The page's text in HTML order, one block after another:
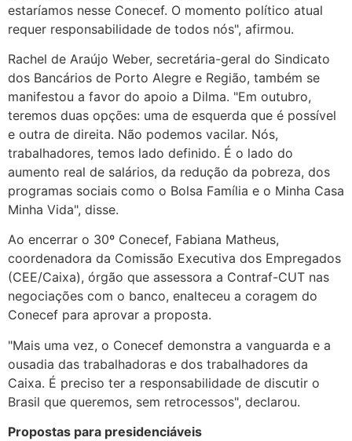
estaríamos nesse Conecef. O momento político atual
requer responsabilidade de todos nós", afirmou.
Rachel de Araújo Weber, secretária-geral do Sindicato
dos Bancários de Porto Alegre e Região, também se
manifestou a favor do apoio a Dilma. "Em outubro,
teremos duas opções: uma de esquerda que é possível
e outra de direita. Não podemos vacilar. Nós,
trabalhadores, temos lado definido. É o lado do
aumento real de salários, da redução da pobreza, dos
programas sociais como o Bolsa Família e o Minha Casa
Minha Vida", disse.
Ao encerrar o 30º Conecef, Fabiana Matheus,
coordenadora da Comissão Executiva dos Empregados
(CEE/Caixa), órgão que assessora a Contraf-CUT nas
negociações com o banco, enalteceu a coragem do
Conecef para aprovar a proposta.
"Mais uma vez, o Conecef demonstra a vanguarda e a
ousadia das trabalhadoras e dos trabalhadores da
Caixa. É preciso ter a responsabilidade de discutir o
Brasil que queremos, sem retrocessos", declarou.
Propostas para presidenciáveis